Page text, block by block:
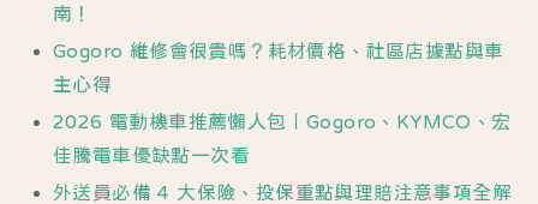
南！
Gogoro 維修會很貴嗎？耗材價格、社區店據點與車
主心得
2026 電動機車推薦懶人包｜Gogoro、KYMCO、宏
佳騰電車優缺點一次看
外送員必備 4 大保險、投保重點與理賠注意事項全解